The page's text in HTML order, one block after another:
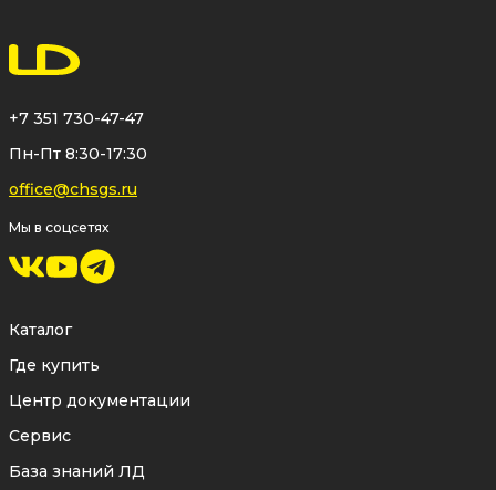
+7 351 730-47-47
Пн-Пт 8:30-17:30
office@chsgs.ru
Мы в соцсетях
Каталог
Где купить
Центр документации
Сервис
База знаний ЛД